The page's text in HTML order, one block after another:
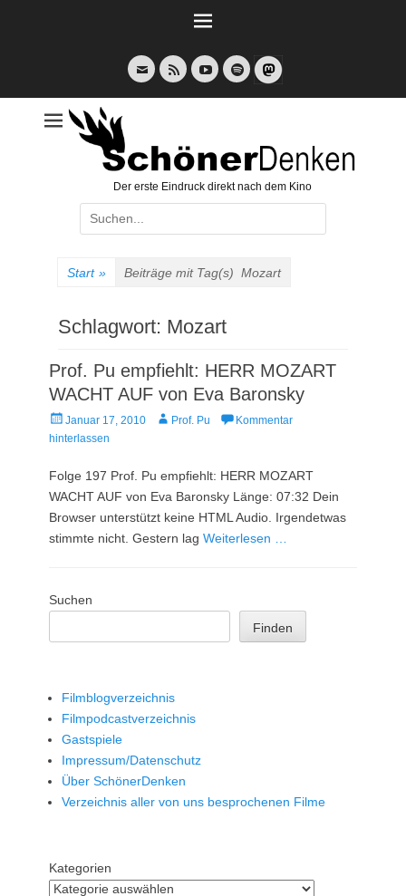
E-
Mail
Feed YouTubeSpotify
Der erste Eindruck direkt nach dem Kino
Suche
nach:
Start » Beiträge mit Tag(s) Mozart
Schlagwort: Mozart
Prof. Pu empfiehlt: HERR MOZART
WACHT AUF von Eva Baronsky
Veröffentlicht
am
Januar 17, 2010 AutorProf. Pu
Kommentar
hinterlassen
Folge 197 Prof. Pu empfiehlt: HERR MOZART
WACHT AUF von Eva Baronsky Länge: 07:32 Dein
Browser unterstützt keine HTML Audio. Irgendetwas
stimmte nicht. Gestern lag Weiterlesen …
Suchen
Finden
Filmblogverzeichnis
Filmpodcastverzeichnis
Gastspiele
Impressum/Datenschutz
Über SchönerDenken
Verzeichnis aller von uns besprochenen Filme
Kategorien